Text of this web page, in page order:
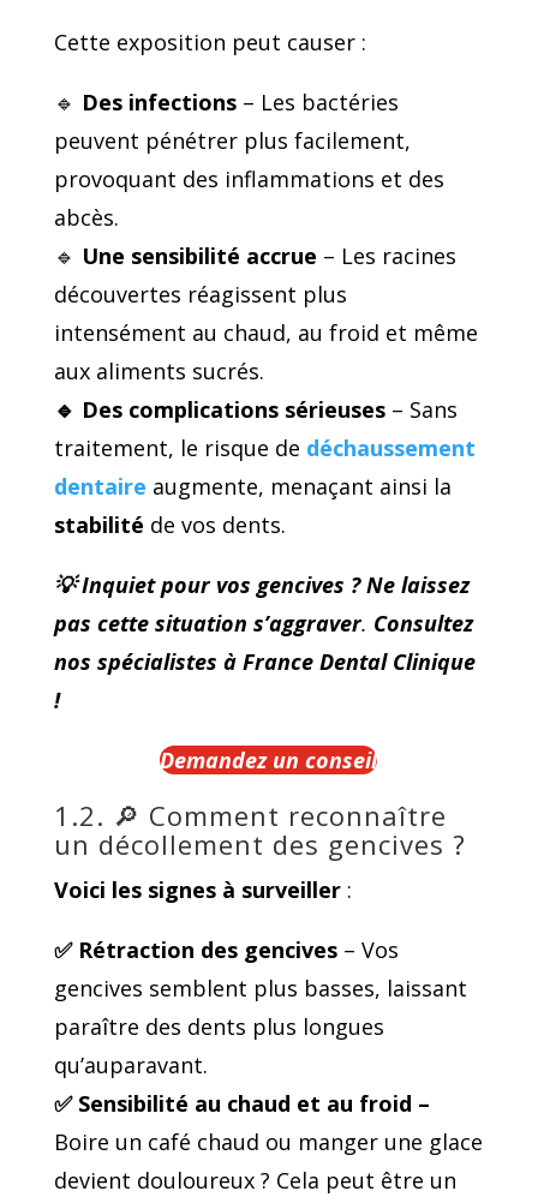
Cette exposition peut causer :
🔹 Des infections– Les bactéries
peuvent pénétrer plus facilement,
provoquant des inflammations et des
abcès.
🔹 Une sensibilité accrue – Les racines
découvertes réagissent plus
intensément au chaud, au froid et même
aux aliments sucrés.
🔹 Des complications sérieuses– Sans
traitement, le risque de déchaussement
dentaire augmente, menaçant ainsi la
stabilité de vos dents.
💡 Inquiet pour vos gencives ? Ne laissez
pas cette situation s’aggraver. Consultez
nos spécialistes à France Dental Clinique
!
Demandez un conseil
1.2. 🔎 Comment reconnaître
un décollement des gencives ?
Voici les signes à surveiller:
✅ Rétraction des gencives– Vos
gencives semblent plus basses, laissant
paraître des dents plus longues
qu’auparavant.
✅ Sensibilité au chaud et au froid –
Boire un café chaud ou manger une glace
devient douloureux ? Cela peut être un